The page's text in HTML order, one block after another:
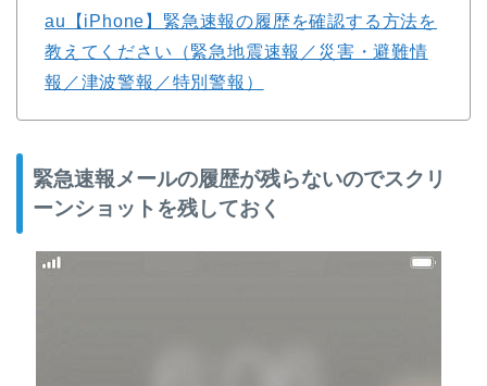
au【iPhone】緊急速報の履歴を確認する方法を
教えてください（緊急地震速報／災害・避難情
報／津波警報／特別警報）
緊急速報メールの履歴が残らないのでスクリ
ーンショットを残しておく